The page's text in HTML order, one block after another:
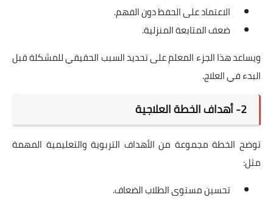
الاعتماد على الحفظ دون الفهم.
ضعف المتابعة المنزلية.
ويساعد هذا الجزء المعلم على تحديد السبب الحقيقي للمشكلة قبل
البدء في العلاج.
2- أهداف الخطة العلاجية
توضح الخطة مجموعة من الأهداف التربوية والتعليمية المهمة
مثل:
تحسين مستوى الطلاب الضعاف.